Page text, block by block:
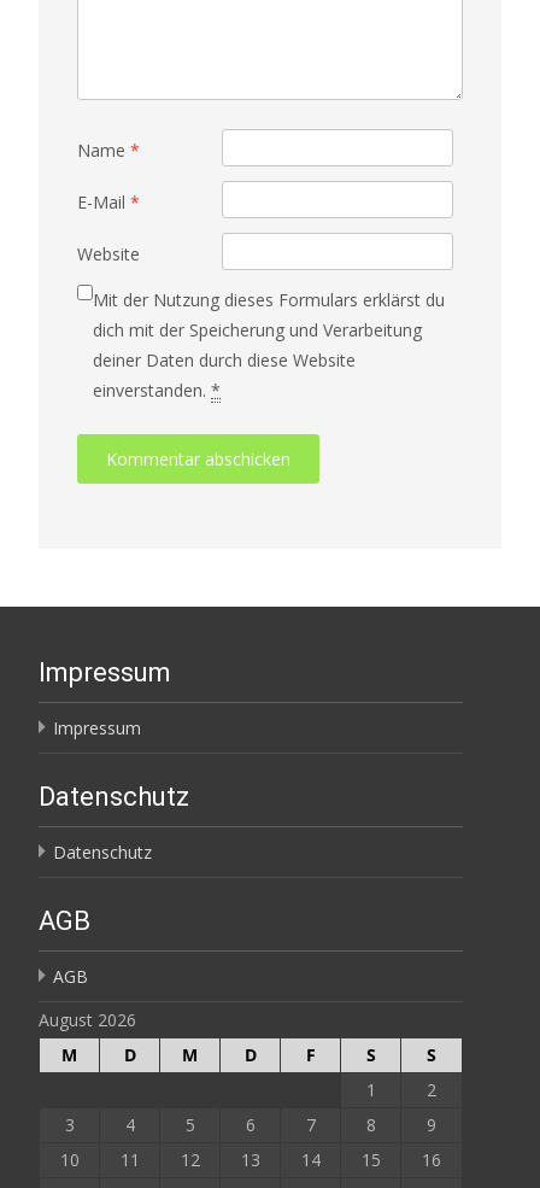
Name *
E-Mail *
Website
Mit der Nutzung dieses Formulars erklärst du
dich mit der Speicherung und Verarbeitung
deiner Daten durch diese Website
einverstanden. *
Impressum
Impressum
Datenschutz
Datenschutz
AGB
AGB
August 2026
M
D M D F S
S
1
2
3
4 5 6 7 8
9
10
11 12 13 14 15
16